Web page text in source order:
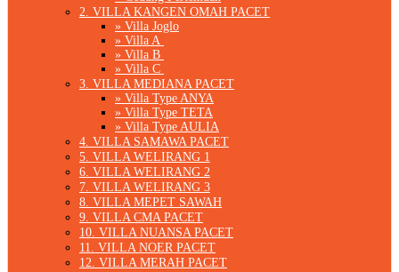
2. VILLA KANGEN OMAH PACET
» Villa Joglo
» Villa A
» Villa B
» Villa C
3. VILLA MEDIANA PACET
» Villa Type ANYA
» Villa Type TETA
» Villa Type AULIA
4. VILLA SAMAWA PACET
5. VILLA WELIRANG 1
6. VILLA WELIRANG 2
7. VILLA WELIRANG 3
8. VILLA MEPET SAWAH
9. VILLA CMA PACET
10. VILLA NUANSA PACET
11. VILLA NOER PACET
12. VILLA MERAH PACET